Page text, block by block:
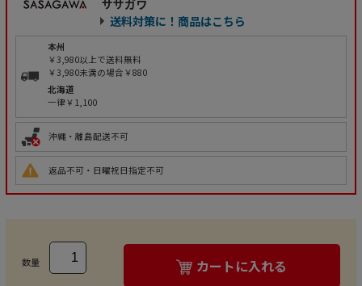
ササガワ
送料対策に！商品はこちら
本州
￥3,980以上で送料無料
￥3,980未満の場合￥880
北海道
一律￥1,100
沖縄・離島配送不可
返品不可・日曜祝日指定不可
数量 カートに入れる